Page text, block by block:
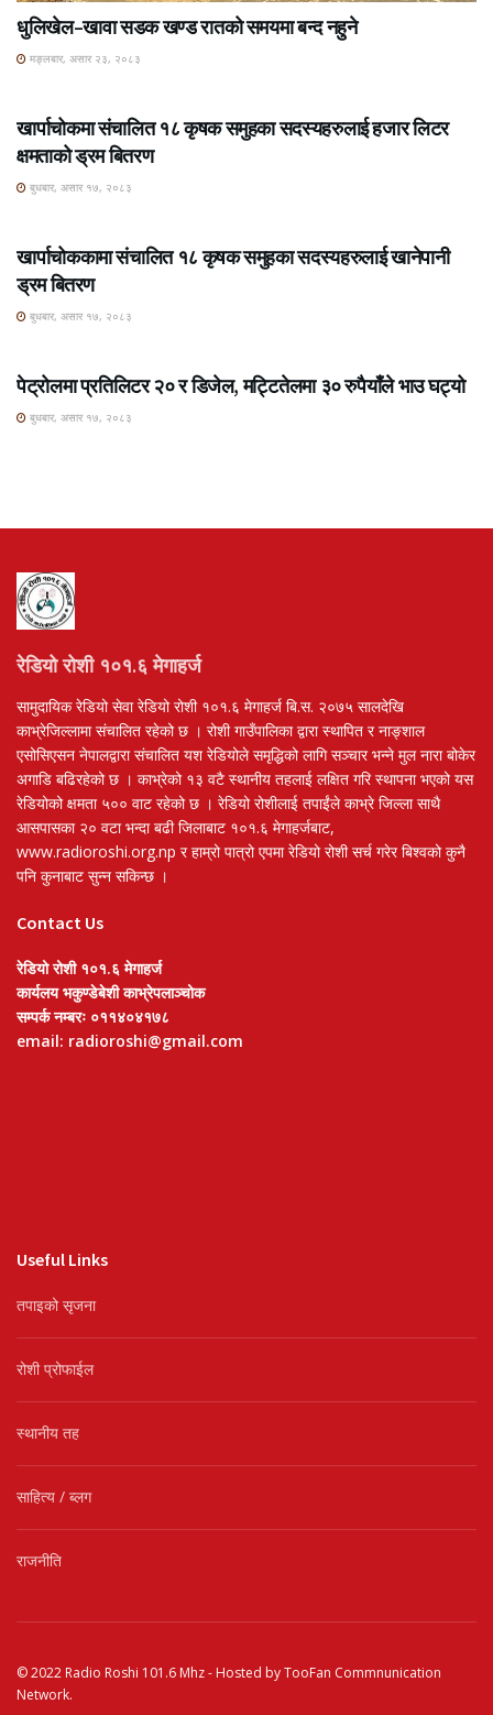
धुलिखेल–खावा सडक खण्ड रातको समयमा बन्द नहुने
मङ्लबार, असार २३, २०८३
खार्पाचोकमा संचालित १८ कृषक समुहका सदस्यहरुलाई हजार लिटर
क्षमताको ड्रम बितरण
बुधबार, असार १७, २०८३
खार्पाचोककामा संचालित १८ कृषक समुहका सदस्यहरुलाई खानेपानी
ड्रम बितरण
बुधबार, असार १७, २०८३
पेट्रोलमा प्रतिलिटर २० र डिजेल, मट्टितेलमा ३० रुपैयाँले भाउ घट्यो
बुधबार, असार १७, २०८३
रेडियो रोशी १०१.६ मेगाहर्ज
सामुदायिक रेडियो सेवा रेडियो रोशी १०१.६ मेगाहर्ज बि.स. २०७५ सालदेखि
काभ्रेजिल्लामा संचालित रहेको छ । रोशी गाउँपालिका द्वारा स्थापित र नाङ्शाल
एसोसिएसन नेपालद्वारा संचालित यश रेडियोले समृद्धिको लागि सञ्चार भन्ने मुल नारा बोकेर
अगाडि बढिरहेको छ । काभ्रेको १३ वटै स्थानीय तहलाई लक्षित गरि स्थापना भएको यस
रेडियोको क्षमता ५०० वाट रहेको छ । रेडियो रोशीलाई तपाईंले काभ्रे जिल्ला साथै
आसपासका २० वटा भन्दा बढी जिलाबाट १०१.६ मेगाहर्जबाट,
www.radioroshi.org.np र हाम्रो पात्रो एपमा रेडियो रोशी सर्च गरेर बिश्वको कुनै
पनि कुनाबाट सुन्न सकिन्छ ।
Contact Us
रेडियो रोशी १०१.६ मेगाहर्ज
कार्यलय भकुण्डेबेशी काभ्रेपलाञ्चोक
सम्पर्क नम्बरः ०११४०४१७८
email: radioroshi@gmail.com
Useful Links
तपाइको सृजना
रोशी प्रोफाईल
स्थानीय तह
साहित्य / ब्लग
राजनीति
© 2022 Radio Roshi 101.6 Mhz- Hosted byTooFan Commnunication
Network.